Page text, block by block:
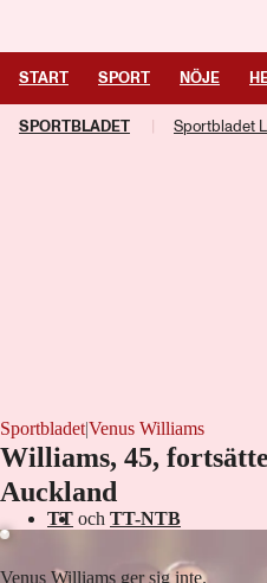
START SPORT NÖJE
TIPSA TV KULTUR
SPORTBLADET Sportbladet
Sportbladet|Venus Williams
Williams, 45,
Auckland
TT och TT-NTB
Venus Williams ger sig inte.